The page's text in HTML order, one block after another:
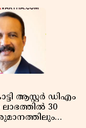
ആസ്റ്റർ ഡിഎം
ലാഭത്തിൽ 30